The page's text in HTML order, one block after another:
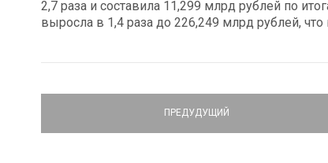
2,7 раза и составила 11,299 млрд рублей по
выросла в 1,4 раза до 226,249 млрд рублей,
ПРЕДУДУЩИЙ